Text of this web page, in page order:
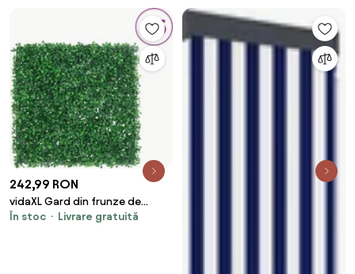
242,99 RON
vidaXL Gard din frunze de
arbust artificiale, 6 buc., verde,
În stoc Livrare gratuită